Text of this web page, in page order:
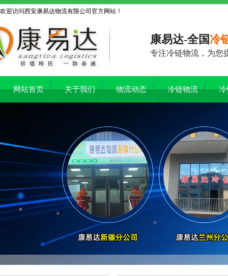
欢迎访问西安康易达物流有限公司官方网站！
康易达-全国冷
专注冷链物流，为您
网站首页 关于我们 物流动态 冷链物流 冷